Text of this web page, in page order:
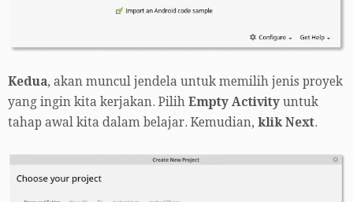
Kedua, akan muncul jendela untuk memilih jenis proyek
yang ingin kita kerjakan. Pilih Empty Activity untuk
tahap awal kita dalam belajar. Kemudian, klik Next.